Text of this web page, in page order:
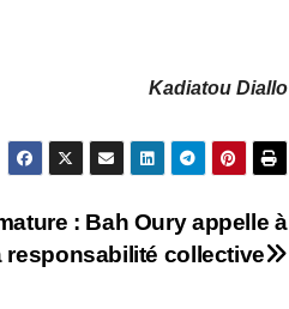
Kadiatou Diallo
: Bah Oury appelle à
responsabilité collective